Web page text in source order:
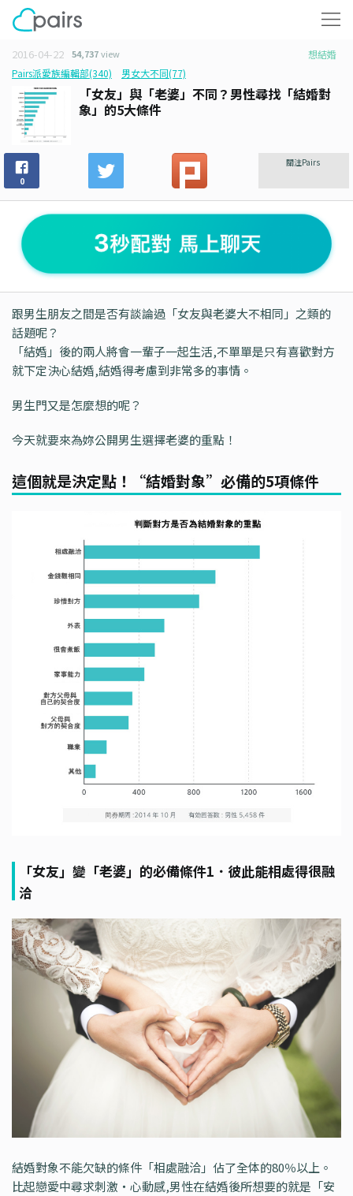
2016-04-22 54,737view
想結婚
Pairs派愛族編輯部(340)
男女大不同(77)
「女友」與「老婆」不同？男性尋找「結婚對
象」的5大條件
0
關注Pairs
跟男生朋友之間是否有談論過「女友與老婆大不相同」之類的
話題呢？
「結婚」後的兩人將會一輩子一起生活,不單單是只有喜歡對方
就下定決心結婚,結婚得考慮到非常多的事情。
男生門又是怎麼想的呢？
今天就要來為妳公開男生選擇老婆的重點！
這個就是決定點！“結婚對象”必備的5項條件
「女友」變「老婆」的必備條件1．彼此能相處得很融
洽
結婚對象不能欠缺的條件「相處融洽」佔了全体的80％以上。
比起戀愛中尋求刺激・心動感,男性在結婚後所想要的就是「安